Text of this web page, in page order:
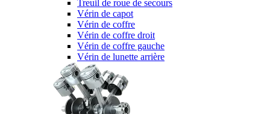
Treuil de roue de secours
Vérin de capot
Vérin de coffre
Vérin de coffre droit
Vérin de coffre gauche
Vérin de lunette arrière